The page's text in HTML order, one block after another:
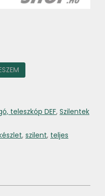
teleszkóp DEF, Szilentek
, szilent, teljes